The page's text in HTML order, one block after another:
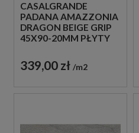
CASALGRANDE
PADANA AMAZZONIA
DRAGON BEIGE GRIP
45X90-20MM PŁYTY
GRESOWE IMITUJĄCE
KAMIEŃ
339,00 zł m2